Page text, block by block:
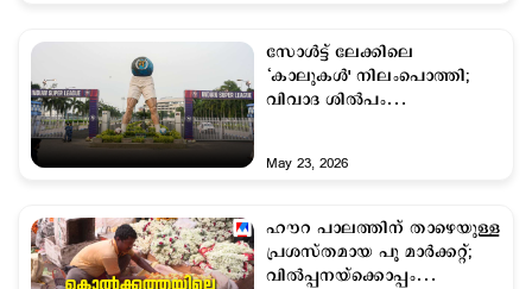
സോൾട്ട് ലേക്കിലെ
‘കാലുകൾ' നിലംപൊത്തി;
വിവാദ ശിൽപം
May 23, 2026
ഹൗറ പാലത്തിന് താഴെയുള്ള
പ്രശസ്തമായ പൂ മാർക്കറ്റ്;
വിൽപ്പനയ്‌ക്കൊപ്പം